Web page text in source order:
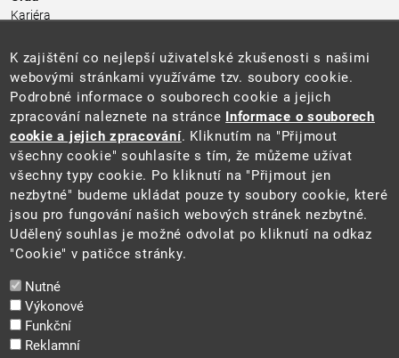
Kariéra
Pro média a veřejnost
Povinně zveřejňované informace
Kontakty
Přistupnost budovy úřadu MŽP
(PDF, 204 kB)
Web
Aktuality
Ochrana osobních údajů
Prohlášení o přístupnosti
Zásady používání cookies
Mapa webu
K zajištění co nejlepší uživatelské zkušenosti s našimi
webovými stránkami využíváme tzv. soubory cookie.
Podrobné informace o souborech cookie a jejich
zpracování naleznete na stránce Informace o souborech
cookie a jejich zpracování. Kliknutím na "Přijmout
všechny cookie" souhlasíte s tím, že můžeme užívat
všechny typy cookie. Po kliknutí na "Přijmout jen
nezbytné" budeme ukládat pouze ty soubory cookie, které
jsou pro fungování našich webových stránek nezbytné.
Udělený souhlas je možné odvolat po kliknutí na odkaz
"Cookie" v patičce stránky.
Nutné
Výkonové
Funkční
Reklamní